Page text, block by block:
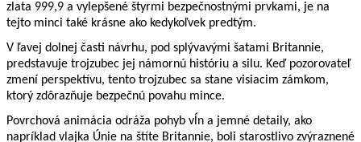
zlata 999,9 a vylepšené štyrmi bezpečnostnými prvkami, je na
tejto minci také krásne ako kedykoľvek predtým.
V ľavej dolnej časti návrhu, pod splývavými šatami Britannie,
predstavuje trojzubec jej námornú históriu a silu. Keď pozorovateľ
zmení perspektívu, tento trojzubec sa stane visiacim zámkom,
ktorý zdôrazňuje bezpečnú povahu mince.
Povrchová animácia odráža pohyb vĺn a jemné detaily, ako
napríklad vlajka Únie na štíte Britannie, boli starostlivo zvýraznené